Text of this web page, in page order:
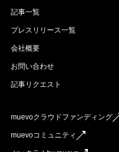
記事一覧
プレスリリース一覧
会社概要
お問い合わせ
記事リクエスト
muevoクラウドファンディング
muevoコミュニティ